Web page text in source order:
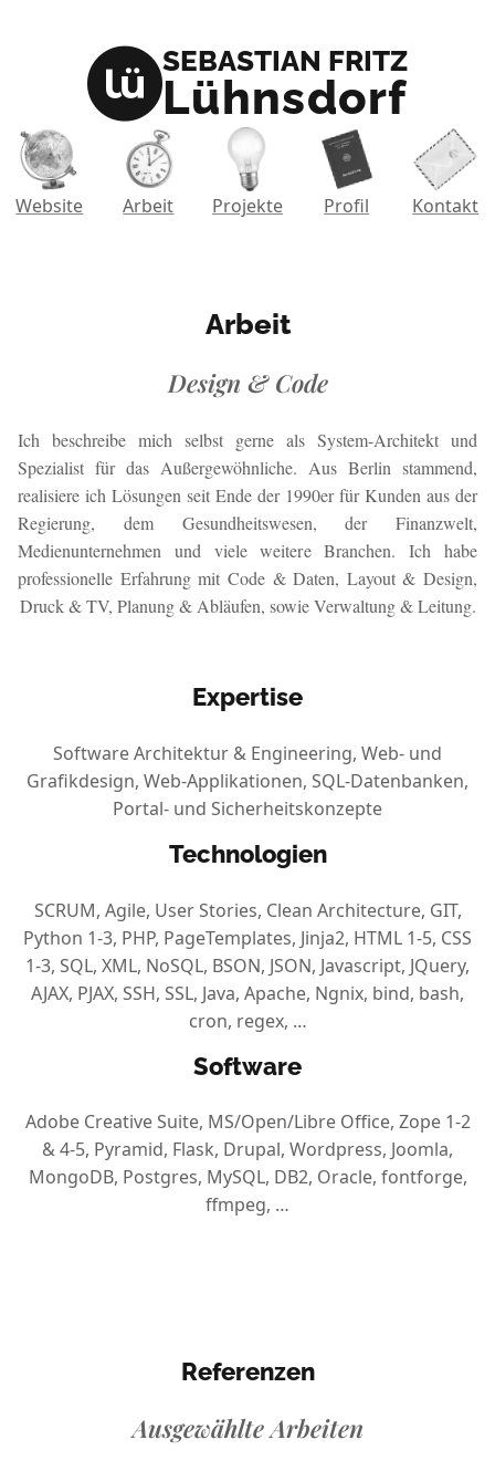
lue_bg
lue_fgSEBASTIAN FRITZ
Lühnsdorf
Website Arbeit Projekte Profil Kontakt
Arbeit
Design & Code
Ich beschreibe mich selbst gerne als System-Architekt und
Spezialist für das Außergewöhnliche. Aus Berlin stammend,
realisiere ich Lösungen seit Ende der 1990er für Kunden aus der
Regierung, dem Gesundheitswesen, der Finanzwelt,
Medienunternehmen und viele weitere Branchen. Ich habe
professionelle Erfahrung mit Code & Daten, Layout & Design,
Druck & TV, Planung & Abläufen, sowie Verwaltung & Leitung.
Expertise
Software Architektur & Engineering, Web- und
Grafikdesign, Web-Applikationen, SQL-Datenbanken,
Portal- und Sicherheitskonzepte
Technologien
SCRUM, Agile, User Stories, Clean Architecture, GIT,
Python 1-3, PHP, PageTemplates, Jinja2, HTML 1-5, CSS
1-3, SQL, XML, NoSQL, BSON, JSON, Javascript, JQuery,
AJAX, PJAX, SSH, SSL, Java, Apache, Ngnix, bind, bash,
cron, regex, …
Software
Adobe Creative Suite, MS/Open/Libre Office, Zope 1-2
& 4-5, Pyramid, Flask, Drupal, Wordpress, Joomla,
MongoDB, Postgres, MySQL, DB2, Oracle, fontforge,
ffmpeg, …
Referenzen
Ausgewählte Arbeiten